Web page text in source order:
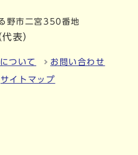
野市二宮350番地
代表）
ついて お問い合わせ
サイトマップ